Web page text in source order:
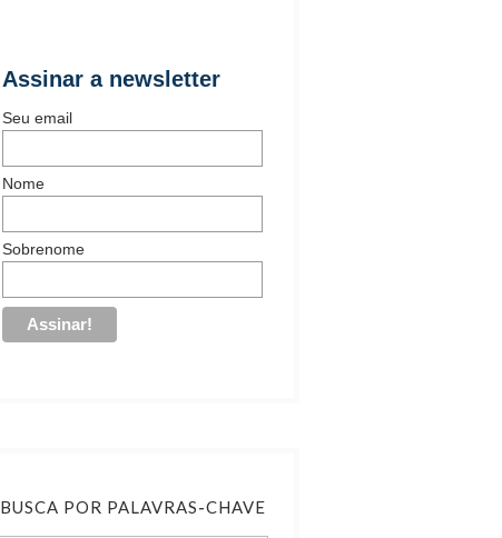
Assinar a newsletter
Seu email
Nome
Sobrenome
BUSCA POR PALAVRAS-CHAVE